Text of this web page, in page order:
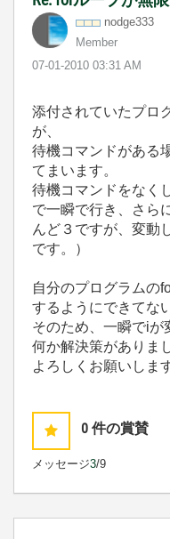
nodge333
Member
‎07-01-2010 03:31 AM
添付されていたプロ
が、
待機コマンドがある
てまいます。
待機コマンドをなく
で一瞬で行き、さら
んど３ですが、変動
です。）
自分のプログラムの
するようにできてな
そのため、一瞬でiが
何か解決策がありま
よろしくお願いしま
0 件の賞賛
メッセージ3/9